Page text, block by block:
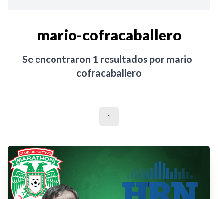
mario-cofracaballero
Se encontraron 1 resultados por mario-
cofracaballero
1